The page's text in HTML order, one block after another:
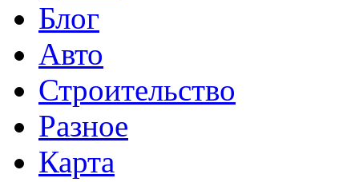
Блог
Авто
Строительство
Разное
Карта